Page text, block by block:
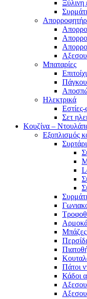
Ξύλινη
Μπαταρίες
Πάγκου
Ηλεκτρικά
Σετ
Κουζίνα –
Εξοπλισμός
Μπάζες
Πάτοι
Κάδοι